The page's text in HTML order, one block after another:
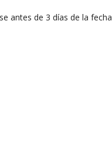
antes de 3 días de la fecha